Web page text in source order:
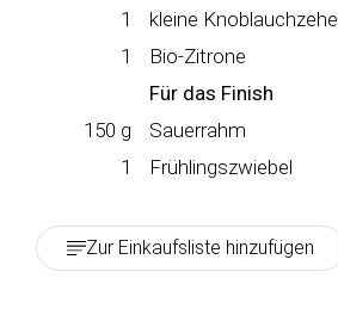
1
kleine Knoblauchzehe
1
Bio-Zitrone
Für das Finish
150 g
Sauerrahm
1
Frühlingszwiebel
Zur Einkaufsliste hinzufügen